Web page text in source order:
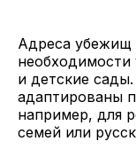
Адреса убежищ
и детские
адаптированы
например, для
семей или